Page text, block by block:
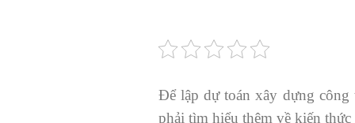
Để lập dự toán xây dựng
phải tìm hiểu thêm về kiến